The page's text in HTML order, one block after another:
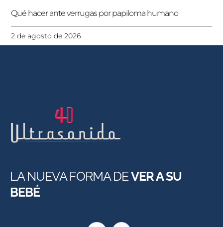
Qué hacer ante verrugas por papiloma humano
2 de agosto de 2026
LA NUEVA FORMA DEVER A SU
BEBÉ